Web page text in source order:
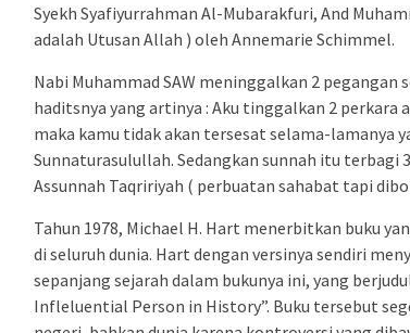
Syekh Syafiyurrahman Al-Mubarakfuri, And
adalah Utusan Allah ) oleh Annemarie Schimmel.
Nabi Muhammad SAW meninggalkan 2 pegangan
haditsnya yang artinya : Aku tinggalkan 2 perkara
maka kamu tidak akan tersesat selama-lamanya
Sunnaturasulullah. Sedangkan sunnah itu terbagi
Assunnah Taqririyah ( perbuatan sahabat tapi
Tahun 1978, Michael H. Hart menerbitkan buku
di seluruh dunia. Hart dengan versinya sendiri
sepanjang sejarah dalam bukunya ini, yang
Infleluential Person in History”. Buku tersebut